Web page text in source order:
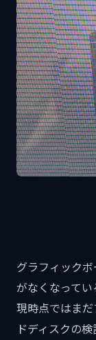
グラフィック
がなくなってい
現時点ではま
ドディスクの